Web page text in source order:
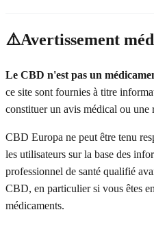
⚠️Avertissement
Le CBD n'est pas un
ce site sont fournies à titre
constituer un avis médical ou une
CBD Europa ne peut être tenu
les utilisateurs sur la base des
professionnel de santé qualifié
CBD, en particulier si vous êtes
médicaments.